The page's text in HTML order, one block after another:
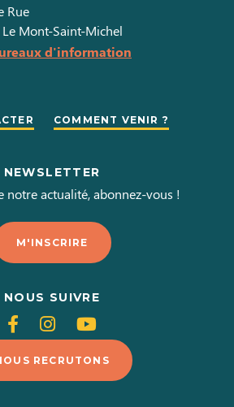
Rue
Le Mont-Saint-Michel
d'information
COMMENT VENIR ?
NEWSLETTER
notre actualité, abonnez-vous !
M'INSCRIRE
NOUS SUIVRE
Suivez-
nous
sur
Suivez-
nous
sur
Suivez-
nous
sur
RECRUTONS